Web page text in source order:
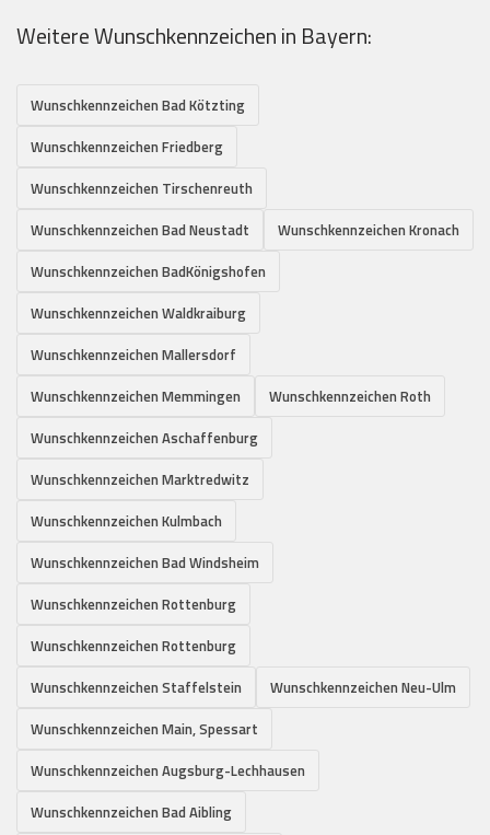
Weitere Wunschkennzeichen in Bayern:
Wunschkennzeichen Bad Kötzting
Wunschkennzeichen Friedberg
Wunschkennzeichen Tirschenreuth
Wunschkennzeichen Bad Neustadt
Wunschkennzeichen Kronach
Wunschkennzeichen BadKönigshofen
Wunschkennzeichen Waldkraiburg
Wunschkennzeichen Mallersdorf
Wunschkennzeichen Memmingen
Wunschkennzeichen Roth
Wunschkennzeichen Aschaffenburg
Wunschkennzeichen Marktredwitz
Wunschkennzeichen Kulmbach
Wunschkennzeichen Bad Windsheim
Wunschkennzeichen Rottenburg
Wunschkennzeichen Rottenburg
Wunschkennzeichen Staffelstein
Wunschkennzeichen Neu-Ulm
Wunschkennzeichen Main, Spessart
Wunschkennzeichen Augsburg-Lechhausen
Wunschkennzeichen Bad Aibling